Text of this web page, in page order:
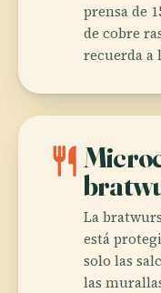
prensa de
de cobre
recuerda a
restaurant
La
está
solo las
las